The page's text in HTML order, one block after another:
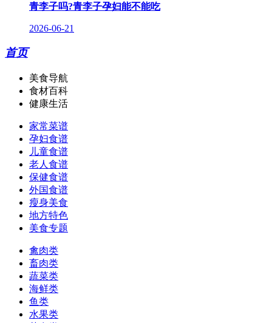
青李子吗?青李子孕妇能不能吃
2026-06-21
首页
美食导航
食材百科
健康生活
家常菜谱
孕妇食谱
儿童食谱
老人食谱
保健食谱
外国食谱
瘦身美食
地方特色
美食专题
禽肉类
畜肉类
蔬菜类
海鲜类
鱼类
水果类